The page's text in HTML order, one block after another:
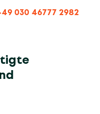
030 46777 2982